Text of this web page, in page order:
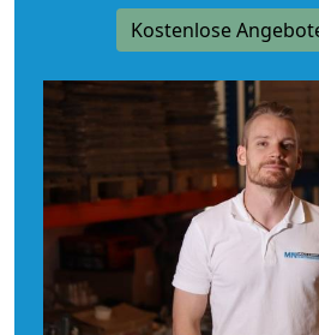
Kostenlose